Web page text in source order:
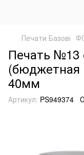
Печати Базові
Печать №13
40мм
Артикул: PS949374